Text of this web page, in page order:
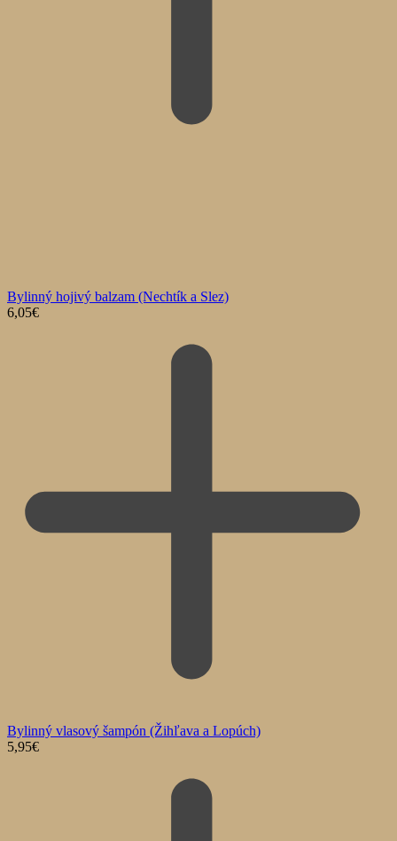
Bylinný hojivý balzam (Nechtík a Slez)
6,05€
Bylinný vlasový šampón (Žihľava a Lopúch)
5,95€